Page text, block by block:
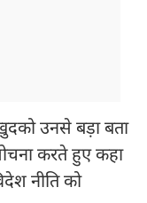
उनसे बड़ा बता
करते हुए कहा
नीति को